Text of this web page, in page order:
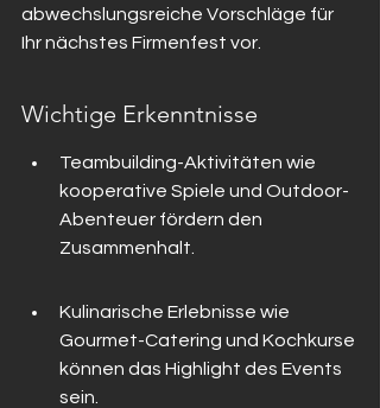
abwechslungsreiche Vorschläge für
Ihr nächstes Firmenfest vor.
Wichtige Erkenntnisse
Teambuilding-Aktivitäten wie
kooperative Spiele und Outdoor-
Abenteuer fördern den
Zusammenhalt.
Kulinarische Erlebnisse wie
Gourmet-Catering und Kochkurse
können das Highlight des Events
sein.